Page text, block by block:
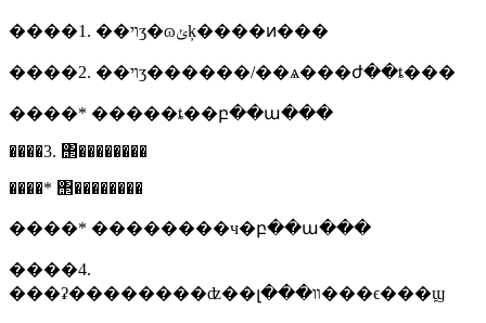
����1. ��ױʒ�ɷݵķ����ͷ���
����2. ��ױʒ������/��ѧ���ժ��ȶ���
����* �����ȶ��բ��ա���
����3. ΢��������
����* ΢��������
����* ��������ч�բ��ա���
����4.
���ʡ��������ʣ��լ���װ���ϵ���ϣ